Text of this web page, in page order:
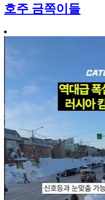
호주 금쪽이들